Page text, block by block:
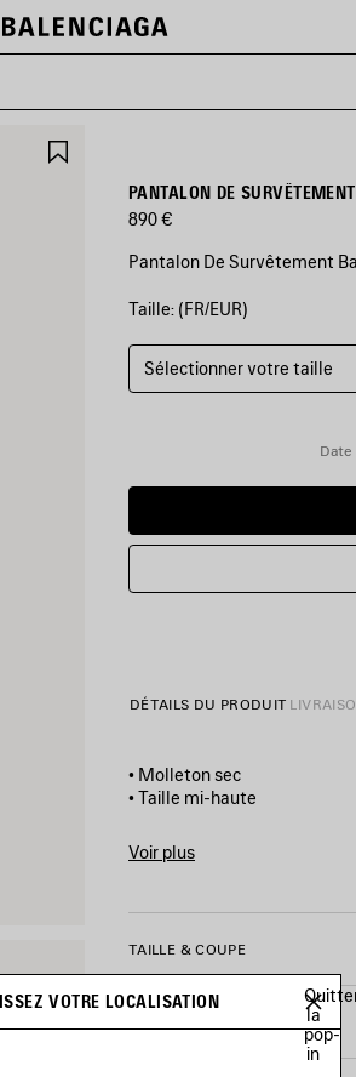
FAVORISPANTALON DE
890 €
Pantalon De Survêtement
COULEURS
NOIR
Noir
Taille: (FR/EUR)
Sélectionner votre taille
Date
DÉTAILS DU PRODUIT
• Molleton sec
• Taille mi-haute
• 2 poches fendues
• Artwork bodies imprimé sur
• Fabriqué au Portugal
Matière principale : 100 %
Doublure des poches : 100 %
Voir plus
TAILLE & COUPE
VOTRE LOCALISATION
la
pop-
in